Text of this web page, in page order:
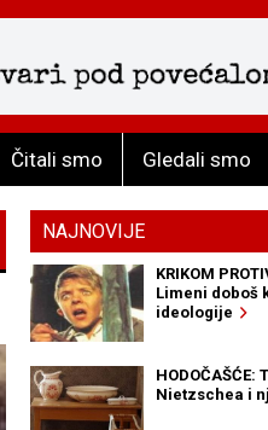
Čitali smo Gledali smo
NAJNOVIJE
KRIKOM
Limeni doboš
ideologije
Nietzschea i